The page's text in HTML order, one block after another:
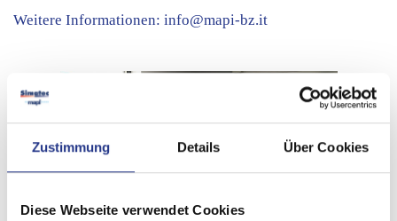
Zustimmung Details Über Cookies
Diese Webseite verwendet Cookies
Weitere Informationen: info@mapi-bz.it